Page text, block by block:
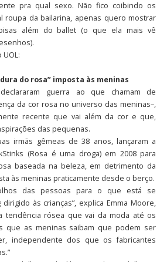
pra qual sexo. Não fico coibindo os
roupa da bailarina, apenas quero mostrar
além do ballet (o que ela mais vê
do rosa” imposta às meninas
guerra ao que chamam de
da cor rosa no universo das meninas–,
recente que vai além da cor e que,
das pequenas.
irmãs gêmeas de 38 anos, lançaram a
(Rosa é uma droga) em 2008 para
baseada na beleza, em detrimento da
às meninas praticamente desde o berço.
das pessoas para o que está se
às crianças”, explica Emma Moore,
tendência rósea que vai da moda até os
que as meninas saibam que podem ser
independente dos que os fabricantes